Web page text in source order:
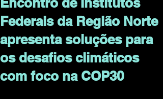
Federais da Região Norte
apresenta soluções para
os desafios climáticos
com foco na COP30